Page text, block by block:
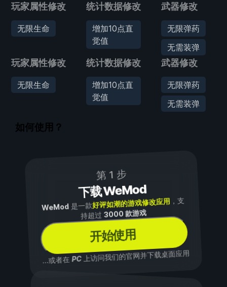
玩家属性修改
无限生命
统计数据修改
增加10点直
觉值
武器修改
无限弹药
无需装弹
玩家属性修改
无限生命
统计数据修改
增加10点直
觉值
武器修改
无限弹药
无需装弹
如何使用？
第 1 步
下载 WeMod
WeMod是一款好评如潮的游戏修改应用 ，支
持超过3000 款游戏
开始使用
...或者在PC上访问我们的官网并下载桌面应用